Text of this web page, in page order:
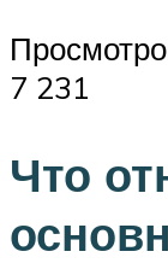
7 231
Что